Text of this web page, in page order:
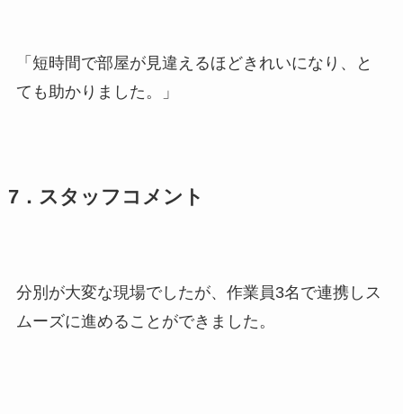
「短時間で部屋が見違えるほどきれいになり、と
ても助かりました。」
7．スタッフコメント
分別が大変な現場でしたが、作業員3名で連携しス
ムーズに進めることができました。